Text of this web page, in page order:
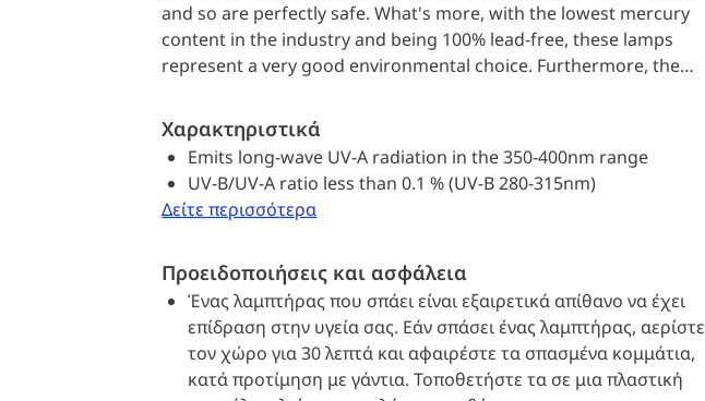
and so are perfectly safe. What's more, with the lowest mercury
content in the industry and being 100% lead-free, these lamps
represent a very good environmental choice. Furthermore, the
circular (TL-E) and compact (PL-S/PL-L)) and wattages enables you
to make all kinds of designs for your electronic fly killers.
Χαρακτηριστικά
Emits long-wave UV-A radiation in the 350-400nm range
UV-B/UV-A ratio less than 0.1 % (UV-B 280-315nm)
Δείτε περισσότερα
Προειδοποιήσεις και ασφάλεια
Ένας λαμπτήρας που σπάει είναι εξαιρετικά απίθανο να έχει
επίδραση στην υγεία σας. Εάν σπάσει ένας λαμπτήρας, αερίστε
τον χώρο για 30 λεπτά και αφαιρέστε τα σπασμένα κομμάτια,
κατά προτίμηση με γάντια. Τοποθετήστε τα σε μια πλαστική